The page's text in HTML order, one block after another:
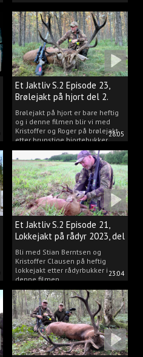
28:05
Et Jaktliv S.2 Episode 23,
Brølejakt på hjort del 2.
Brølejakt på hjort er bare heftig
og i denne filmen blir vi med
Kristoffer og Roger på brølejakt
etter brunstige hjortebukker.
23:04
Et Jaktliv S.2 Episode 21,
Lokkejakt på rådyr 2023, del
3.
Bli med Stian Berntsen og
Kristoffer Clausen på heftig
lokkejakt etter rådyrbukker i
denne filmen.